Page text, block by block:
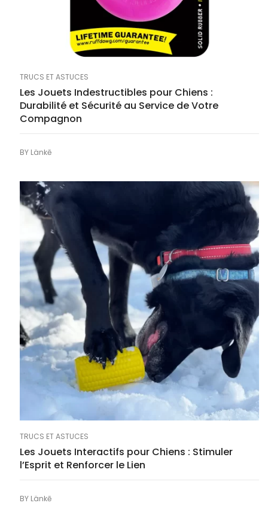
TRUCS ET ASTUCES
Les Jouets Indestructibles pour Chiens :
Durabilité et Sécurité au Service de Votre
Compagnon
BY Länkē
TRUCS ET ASTUCES
Les Jouets Interactifs pour Chiens : Stimuler
l’Esprit et Renforcer le Lien
BY Länkē